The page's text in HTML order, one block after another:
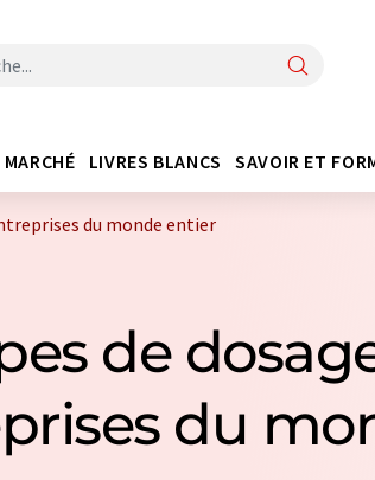
LIVRES BLANCS SAVOIR ET
du monde entier
de
du